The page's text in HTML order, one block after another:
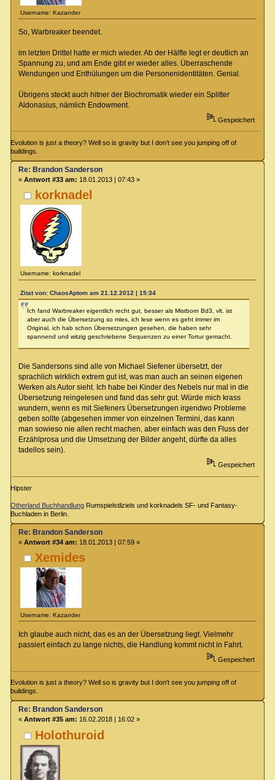
Username: Kazander
So, Warbreaker beendet.
im letzten Drittel hatte er mich wieder. Ab der Hälfte legt er deutlich an
Spannung zu, und am Ende gibt er wieder alles. Überraschende
Wendungen und Enthülungen um die Personenidentitäten. Genial.
Übrigens steckt auch hitner der Biochromatik wieder ein Splitter
Aldonasius, nämlich Endowment.
Gespeichert
Evolution is just a theory? Well so is gravity but I don't see you jumping off of
buildings.
korknadel
Username: korknadel
Re: Brandon Sanderson
« Antwort #33 am: 18.01.2013 | 07:43 »
Zitat von: ChaosAptom am 21.12.2012 | 15:34
Ich fand Warbreaker eigentlich recht gut, besser als Mistborn Bd3, vlt. ist
aber auch die Übersetzung so mies, ich lese wenn es geht immer im
Original, ich hab schon Übersetzungen gesehen, die haben sehr
spannend und witzig geschriebene Sequenzen zu einer Tortur gemacht.
Die Sandersons sind alle von Michael Siefener übersetzt, der
sprachlich wirklich extrem gut ist, was man auch an seinen eigenen
Werken als Autor sieht. Ich habe bei Kinder des Nebels nur mal in die
Übersetzung reingelesen und fand das sehr gut. Würde mich krass
wundern, wenn es mit Siefeners Übersetzungen irgendwo Probleme
geben sollte (abgesehen immer von einzelnen Termini, das kann
man sowieso nie allen recht machen, aber einfach was den Fluss der
Erzählprosa und die Umsetzung der Bilder angeht, dürfte da alles
tadellos sein).
Gespeichert
Hipster
Otherland Buchhandlung Rumspielstilziels und korknadels SF- und Fantasy-
Buchladen in Berlin.
Xemides
Username: Kazander
Re: Brandon Sanderson
« Antwort #34 am: 18.01.2013 | 07:59 »
Ich glaube auch nicht, das es an der Übersetzung liegt. Vielmehr
passiert einfach zu lange nichts, die Handlung kommt nicht in Fahrt.
Gespeichert
Evolution is just a theory? Well so is gravity but I don't see you jumping off of
buildings.
Holothuroid
Re: Brandon Sanderson
« Antwort #35 am: 16.02.2018 | 16:02 »